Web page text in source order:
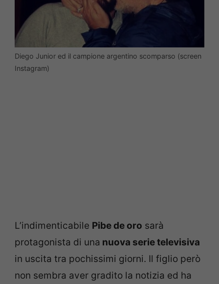
Diego Junior ed il campione argentino scomparso (screen
Instagram)
L’indimenticabile Pibe de oro sarà
protagonista di una nuova serie televisiva
in uscita tra pochissimi giorni. Il figlio però
non sembra aver gradito la notizia ed ha